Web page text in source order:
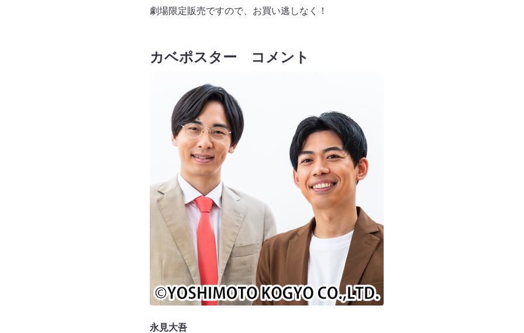
劇場限定販売ですので、お買い逃しなく！
カベポスター コメント
永見大吾